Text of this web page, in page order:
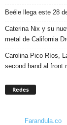
Beéle llega este 28
Caterina Nix y su
metal de California
Carolina Pico Ríos,
second hand al front
Redes
Farandula.co